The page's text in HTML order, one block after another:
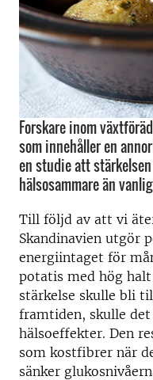
Forskare inom
som innehåller en
en studie att
hälsosammare än
Till följd av att vi
Skandinavien utgör
energiintaget för
potatis med hög
stärkelse skulle bli
framtiden, skulle
hälsoeffekter. Den
som kostfibrer när
sänker